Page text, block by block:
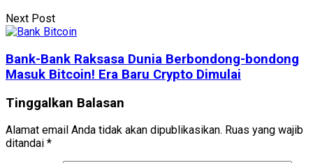
Next Post
Bank-Bank Raksasa Dunia Berbondong-bondong
Masuk Bitcoin! Era Baru Crypto Dimulai
Tinggalkan Balasan
Alamat email Anda tidak akan dipublikasikan. Ruas yang wajib
ditandai *